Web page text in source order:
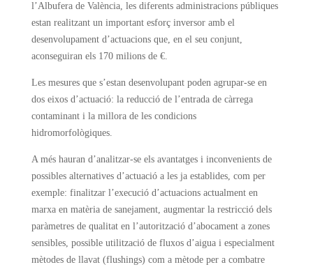
l’Albufera de València, les diferents administracions públiques
estan realitzant un important esforç inversor amb el
desenvolupament d’actuacions que, en el seu conjunt,
aconseguiran els 170 milions de €.
Les mesures que s’estan desenvolupant poden agrupar-se en
dos eixos d’actuació: la reducció de l’entrada de càrrega
contaminant i la millora de les condicions
hidromorfològiques.
A més hauran d’analitzar-se els avantatges i inconvenients de
possibles alternatives d’actuació a les ja establides, com per
exemple: finalitzar l’execució d’actuacions actualment en
marxa en matèria de sanejament, augmentar la restricció dels
paràmetres de qualitat en l’autorització d’abocament a zones
sensibles, possible utilització de fluxos d’aigua i especialment
mètodes de llavat (flushings) com a mètode per a combatre